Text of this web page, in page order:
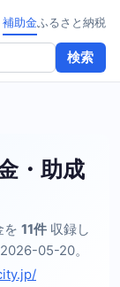
検索
補助金ふるさと納税
・助成
を 11件 収録し
05-20。